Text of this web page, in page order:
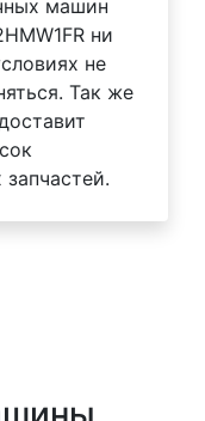
машин
ни
не
Так же